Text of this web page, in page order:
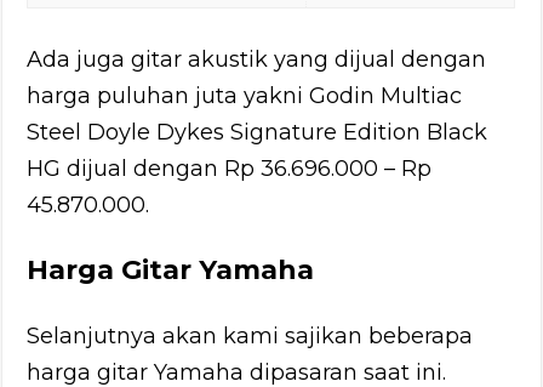
Ada juga gitar akustik yang dijual dengan
harga puluhan juta yakni Godin Multiac
Steel Doyle Dykes Signature Edition Black
HG dijual dengan Rp 36.696.000 – Rp
45.870.000.
Harga Gitar Yamaha
Selanjutnya akan kami sajikan beberapa
harga gitar Yamaha dipasaran saat ini.